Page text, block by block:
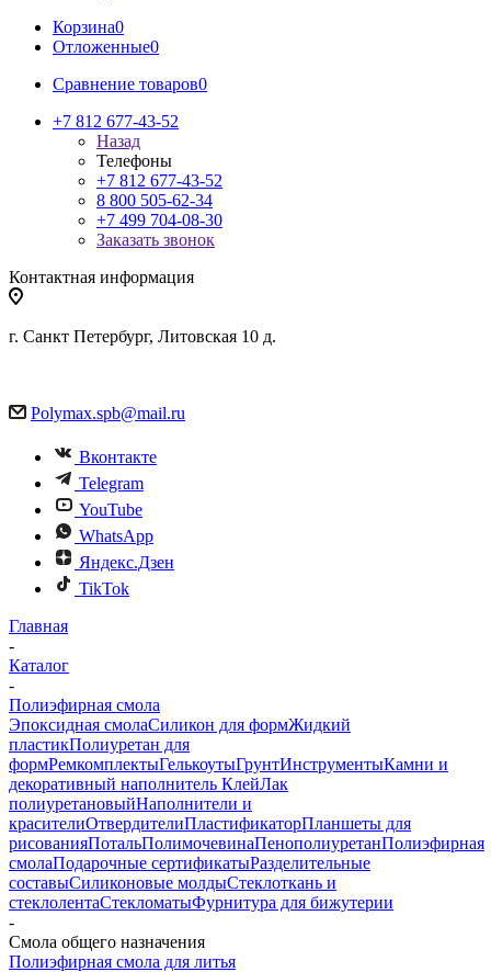
Корзина0
Отложенные0
Сравнение товаров0
+7 812 677-43-52
Назад
Телефоны
+7 812 677-43-52
8 800 505-62-34
+7 499 704-08-30
Заказать звонок
Контактная информация
г. Санкт Петербург, Литовская 10 д.
Polymax.spb@mail.ru
Вконтакте
Telegram
YouTube
WhatsApp
Яндекс.Дзен
TikTok
Главная
-
Каталог
-
Полиэфирная смола
Эпоксидная смолаСиликон для формЖидкий
пластикПолиуретан для
формРемкомплектыГелькоутыГрунтИнструментыКамни и
декоративный наполнитель КлейЛак
полиуретановыйНаполнители и
красителиОтвердителиПластификаторПланшеты для
рисованияПотальПолимочевинаПенополиуретанПолиэфирная
смолаПодарочные сертификатыРазделительные
составыСиликоновые молдыСтеклоткань и
стеклолентаСтекломатыФурнитура для бижутерии
-
Смола общего назначения
Полиэфирная смола для литья